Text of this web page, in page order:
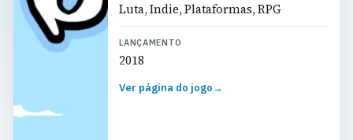
Luta, Indie, Plataformas, RPG
LANÇAMENTO
2018
Ver página do jogo→